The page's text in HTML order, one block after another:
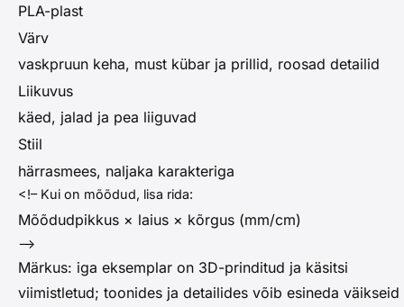
PLA-plast
Värv
vaskpruun keha, must kübar ja prillid, roosad detailid
Liikuvus
käed, jalad ja pea liiguvad
Stiil
härrasmees, naljaka karakteriga
<!– Kui on mõõdud, lisa rida:
Mõõdudpikkus × laius × kõrgus (mm/cm)
–>
Märkus: iga eksemplar on 3D-prinditud ja käsitsi
viimistletud; toonides ja detailides võib esineda väikseid